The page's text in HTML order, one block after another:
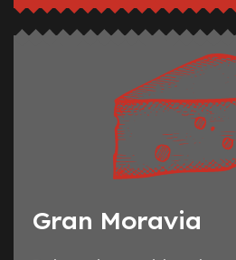
Gran Moravia